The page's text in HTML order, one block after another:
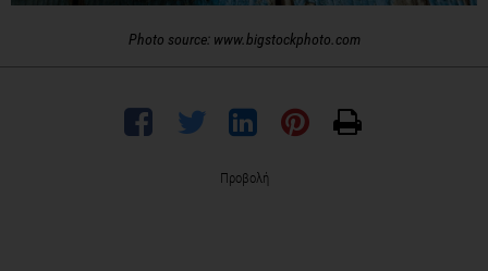
Photo source: www.bigstockphoto.com
Προβολή